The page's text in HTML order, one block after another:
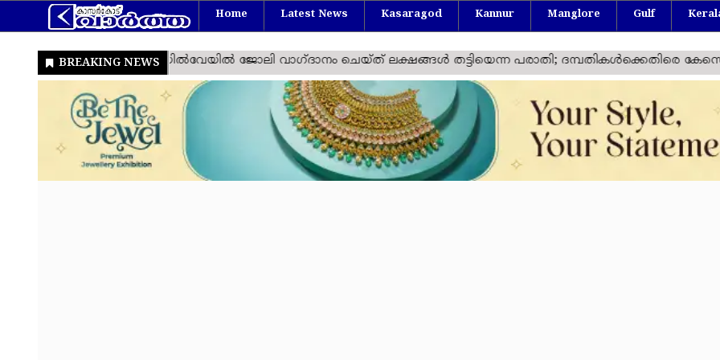
Home Latest News Kasaragod Kannur Manglore Gulf